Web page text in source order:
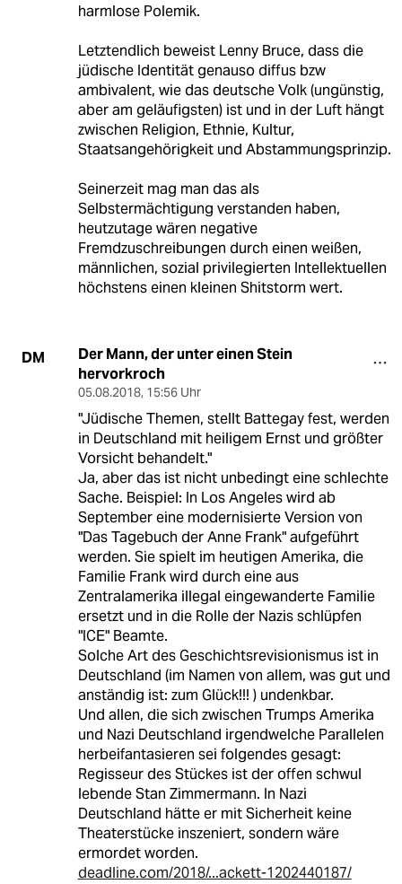
harmlose Polemik.
Letztendlich beweist Lenny Bruce, dass die
jüdische Identität genauso diffus bzw
ambivalent, wie das deutsche Volk (ungünstig,
aber am geläufigsten) ist und in der Luft hängt
zwischen Religion, Ethnie, Kultur,
Staatsangehörigkeit und Abstammungsprinzip.
Seinerzeit mag man das als
Selbstermächtigung verstanden haben,
heutzutage wären negative
Fremdzuschreibungen durch einen weißen,
männlichen, sozial privilegierten Intellektuellen
höchstens einen kleinen Shitstorm wert.
DM
Der Mann, der unter einen Stein
hervorkroch
05.08.2018, 15:56 Uhr
"Jüdische Themen, stellt Battegay fest, werden
in Deutschland mit heiligem Ernst und größter
Vorsicht behandelt."
Ja, aber das ist nicht unbedingt eine schlechte
Sache. Beispiel: In Los Angeles wird ab
September eine modernisierte Version von
"Das Tagebuch der Anne Frank" aufgeführt
werden. Sie spielt im heutigen Amerika, die
Familie Frank wird durch eine aus
Zentralamerika illegal eingewanderte Familie
ersetzt und in die Rolle der Nazis schlüpfen
"ICE" Beamte.
Solche Art des Geschichtsrevisionismus ist in
Deutschland (im Namen von allem, was gut und
anständig ist: zum Glück!!! ) undenkbar.
Und allen, die sich zwischen Trumps Amerika
und Nazi Deutschland irgendwelche Parallelen
herbeifantasieren sei folgendes gesagt:
Regisseur des Stückes ist der offen schwul
lebende Stan Zimmermann. In Nazi
Deutschland hätte er mit Sicherheit keine
Theaterstücke inszeniert, sondern wäre
ermordet worden.
deadline.com/2018/...ackett-1202440187/